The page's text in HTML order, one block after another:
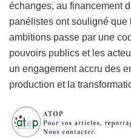
échanges, au financement
panélistes ont souligné
ambitions passe par une
pouvoirs publics et les
un engagement accru des
production et la